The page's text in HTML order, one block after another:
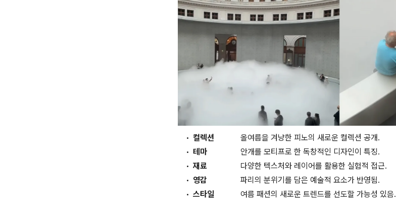
컬렉션
올여름을 겨냥한 피노의 새로운 컬렉션 공개.
테마
안개를 모티프로 한 독창적인 디자인이 특징.
재료
다양한 텍스처와 레이어를 활용한 실험적 접근.
영감
파리의 분위기를 담은 예술적 요소가 반영됨.
스타일
여름 패션의 새로운 트렌드를 선도할 가능성 있음.